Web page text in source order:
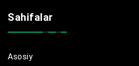
Sahifalar
Asosiy